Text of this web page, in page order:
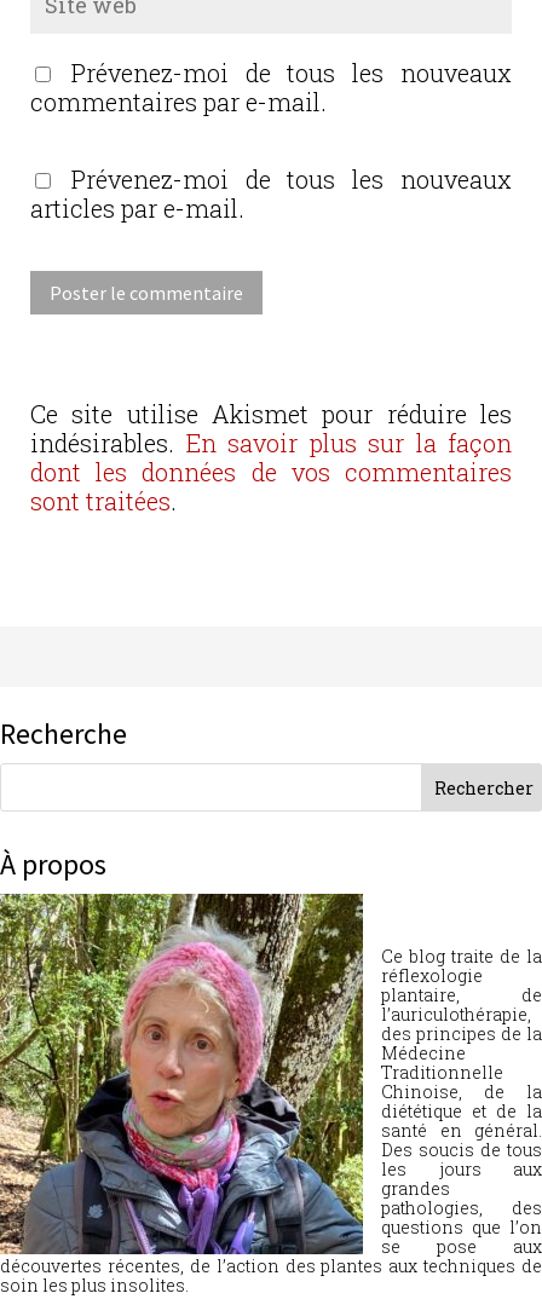
Prévenez-moi de tous les nouveaux
commentaires par e-mail.
Prévenez-moi de tous les nouveaux
articles par e-mail.
Ce site utilise Akismet pour réduire les
indésirables. En savoir plus sur la façon
dont les données de vos commentaires
sont traitées.
Recherche
À propos
Ce blog traite de la
réflexologie
plantaire, de
l’auriculothérapie,
des principes de la
Médecine
Traditionnelle
Chinoise, de la
diététique et de la
santé en général.
Des soucis de tous
les jours aux
grandes
pathologies, des
questions que l’on
se pose aux
découvertes récentes, de l’action des plantes aux techniques de
soin les plus insolites.